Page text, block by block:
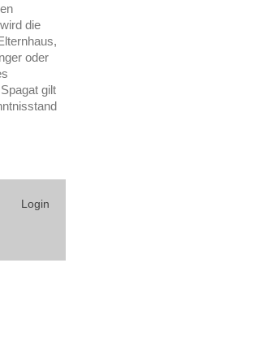
die
oder
gilt
Login